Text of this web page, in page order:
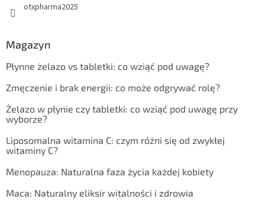
otxpharma2025
Magazyn
Płynne żelazo vs tabletki: co wziąć pod uwagę?
Zmęczenie i brak energii: co może odgrywać rolę?
Żelazo w płynie czy tabletki: co wziąć pod uwagę przy
wyborze?
Liposomalna witamina C: czym różni się od zwykłej
witaminy C?
Menopauza: Naturalna faza życia każdej kobiety
Maca: Naturalny eliksir witalności i zdrowia